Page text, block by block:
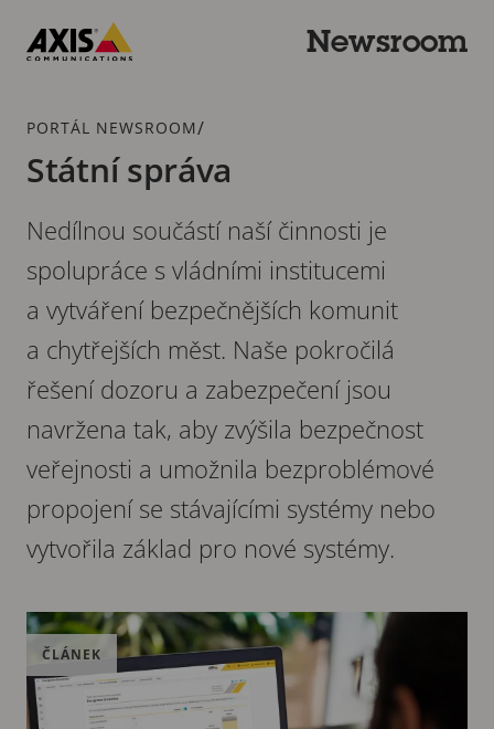
k hlavnímu
obsahu
Newsroom
Drobečková
navigace
PORTÁL NEWSROOM/
Státní správa
Nedílnou součástí naší činnosti je
spolupráce s vládními institucemi
a vytváření bezpečnějších komunit
a chytřejších měst. Naše pokročilá
řešení dozoru a zabezpečení jsou
navržena tak, aby zvýšila bezpečnost
veřejnosti a umožnila bezproblémové
propojení se stávajícími systémy nebo
vytvořila základ pro nové systémy.
ČLÁNEK